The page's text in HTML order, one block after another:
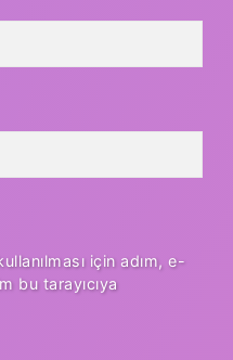
için adım, e-
bu tarayıcıya